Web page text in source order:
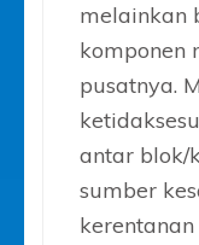
melainkan
komponen
pusatnya.
antar blok/
sumber